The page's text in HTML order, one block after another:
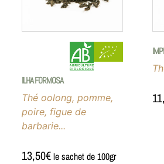
ILHA FORMOSA
Thé oolong, pomme,
poire, figue de
barbarie...
13,50€le sachet de 100gr